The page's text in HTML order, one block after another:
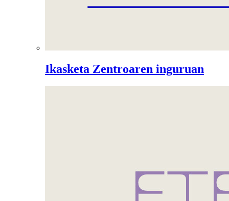
Ikasketa Zentroaren inguruan